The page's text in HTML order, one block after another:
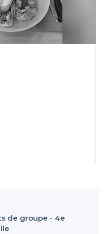
de groupe - 4e